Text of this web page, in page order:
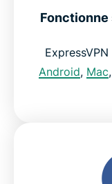
Android, Mac,